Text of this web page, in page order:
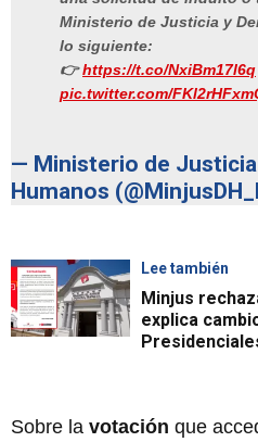
Ministerio de Justicia y
lo siguiente:
👉https://t.co/NxiBm17l6q
pic.twitter.com/
— Ministerio de
Humanos
Lee también
Minjus
explica
Sobre la votación que